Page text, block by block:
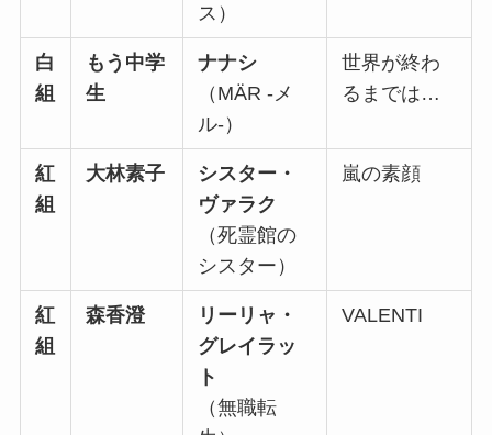
ス）
白
組
もう中学
生
ナナシ
（MÄR -メ
ル-）
世界が終わ
るまでは…
紅
組
大林素子
シスター・
ヴァラク
（死霊館の
シスター）
嵐の素顔
紅
組
森香澄
リーリャ・
グレイラッ
ト
（無職転
VALENTI